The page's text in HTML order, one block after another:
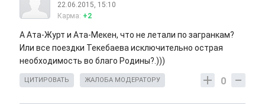
22.06.2015, 15:10
Карма: +2
А Ата-Журт и Ата-Мекен, что не летали по загранкам?
Или все поездки Текебаева исключительно острая
необходимость во благо Родины?.)))
0
ЦИТИРОВАТЬ ЖАЛОБА МОДЕРАТОРУ